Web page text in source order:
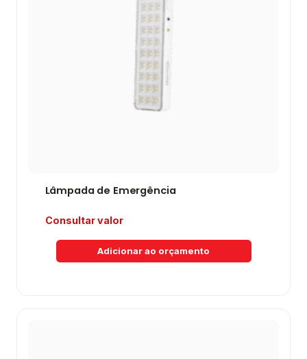
Lâmpada de Emergência
Consultar valor
Adicionar ao orçamento